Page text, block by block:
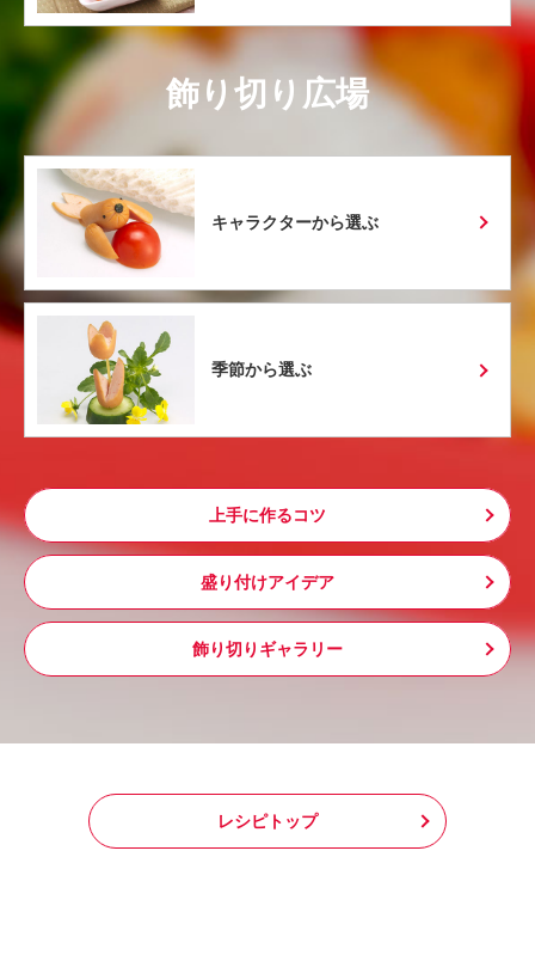
飾り切り広場
キャラクターから選ぶ
季節から選ぶ
上手に作るコツ
盛り付けアイデア
飾り切りギャラリー
レシピトップ